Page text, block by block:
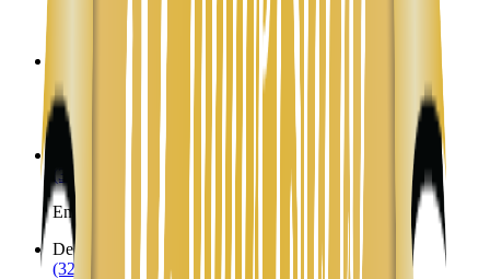
Envíos a Nicaragua desde Dawson
NE
(323) 953-8100
Envíos a Nicaragua desde Daykin
De Witt
(323) 953-8100
Envíos a Nicaragua desde De Witt
Decatur
(323) 953-8100